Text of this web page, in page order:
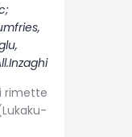
rimette